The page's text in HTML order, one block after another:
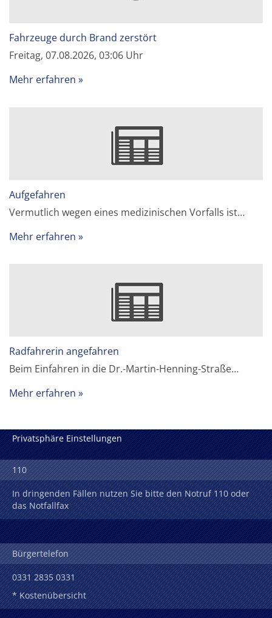
Fahrzeuge durch Brand zerstört
Freitag, 07.08.2026, 03:06 Uhr
Mehr erfahren
Aufgefahren
Vermutlich wegen eines medizinischen Vorfalls ist…
Mehr erfahren
Radfahrerin angefahren
Beim Einfahren in die Dr.-Martin-Henning-Straße…
Mehr erfahren
Privatsphäre Einstellungen
110
In dringenden Fällen nutzen Sie bitte den Notruf 110 oder
das Notfallfax
Bürgertelefon
0331 2835 0331
* Kostenübersicht